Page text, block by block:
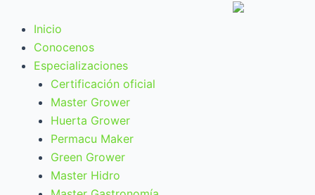
contenido
Inicio
Conocenos
Especializaciones
Certificación oficial
Master Grower
Huerta Grower
Permacu Maker
Green Grower
Master Hidro